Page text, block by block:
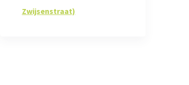
Zwijsenstraat)